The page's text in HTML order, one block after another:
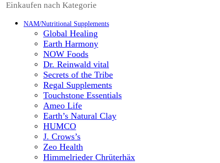
Einkaufen nach Kategorie
NAM/Nutritional Supplements
Global Healing
Earth Harmony
NOW Foods
Dr. Reinwald vital
Secrets of the Tribe
Regal Supplements
Touchstone Essentials
Ameo Life
Earth’s Natural Clay
HUMCO
J. Crows’s
Zeo Health
Himmelrieder Chrüterhäx